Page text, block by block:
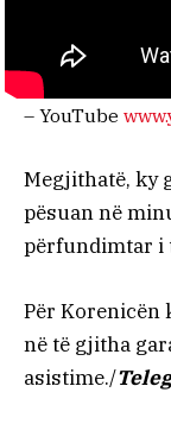
– YouTube
Megjithatë, ky
pësuan në
përfundimtar i
Për Korenicën
në të gjitha
asistime./